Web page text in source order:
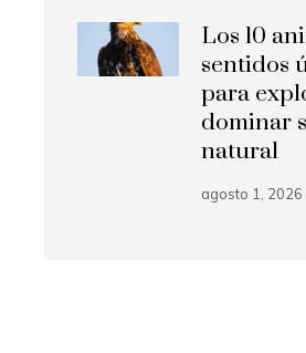
Los 10
sentidos
para
dominar
natural
agosto 1, 2026